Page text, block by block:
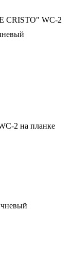
CRISTO" WC-2
2 на планке